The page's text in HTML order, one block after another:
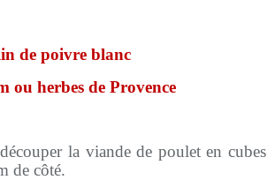
de poivre blanc
ou herbes de Provence
la viande de poulet en cubes
de côté.